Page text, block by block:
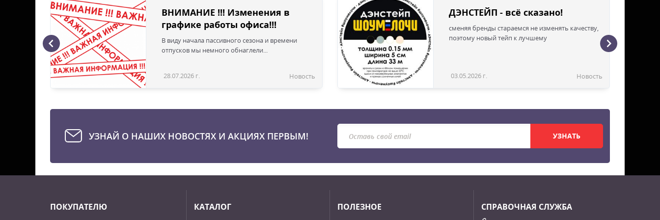
ВНИМАНИЕ !!! Изменения в
графике работы офиса!!!
В виду начала пассивного сезона и времени
отпусков мы немного обнаглели...
28.07.2026 г. Новость
ДЭНСТЕЙП - всё сказано!
сменяя бренды стараемся не изменять качеству,
поэтому новый тейп к лучшему
03.05.2026 г. Новость
УЗНАЙ О НАШИХ НОВОСТЯХ И АКЦИЯХ ПЕРВЫМ! УЗНАТЬ
ПОКУПАТЕЛЮ КАТАЛОГ ПОЛЕЗНОЕ СПРАВОЧНАЯ СЛУЖБА